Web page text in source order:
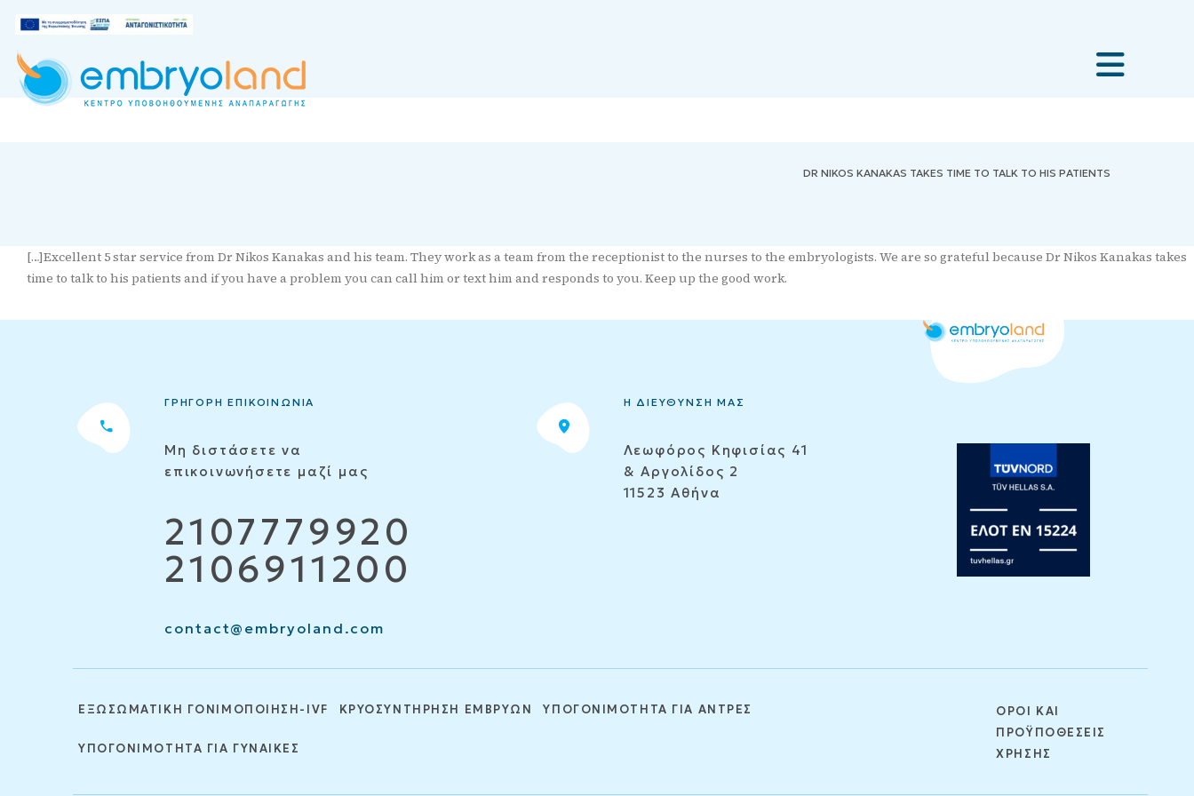
DR NIKOS KANAKAS TAKES TIME TO TALK TO HIS PATIENTS
[…]Excellent 5 star service from Dr Nikos Kanakas and his team. They work as a team from the receptionist to the nurses to the embryologists. We are so grateful because Dr Nikos Kanakas takes
time to talk to his patients and if you have a problem you can call him or text him and responds to you. Keep up the good work.
ΓΡΗΓΟΡΗ ΕΠΙΚΟΙΝΩΝΙΑ
Μη διστάσετε να
επικοινωνήσετε μαζί μας
2107779920
2106911200
contact@embryoland.com
Η ΔΙΕΥΘΥΝΣΗ ΜΑΣ
Λεωφόρος Κηφισίας 41
& Αργολίδος 2
11523 Αθήνα
ΕΞΩΣΩΜΑΤΙΚΗ ΓΟΝΙΜΟΠΟΙΗΣΗ-IVF ΚΡΥΟΣΥΝΤΗΡΗΣΗ ΕΜΒΡΥΩΝ ΥΠΟΓΟΝΙΜΟΤΗΤΑ ΓΙΑ ΑΝΤΡΕΣ
ΥΠΟΓΟΝΙΜΟΤΗΤΑ ΓΙΑ ΓΥΝΑΙΚΕΣ
ΟΡΟΙ ΚΑΙ
ΠΡΟΫΠΟΘΕΣΕΙΣ
ΧΡΗΣΗΣ